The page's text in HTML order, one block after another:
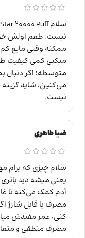
نیست. طعم اولش
ممکنه وقتی مایع
میکنی کمی کیفیت
متوسطه؛ اگر دنبال
می‌کنین، شاید
نیست.
ضیا طاهری
سلام چیزی که برام
یعنی میشه دید
آدم کمک می‌کنه تا
مصرف یا قابل شارژ
کنی، عمر مفیدش
مصرف منطقی و